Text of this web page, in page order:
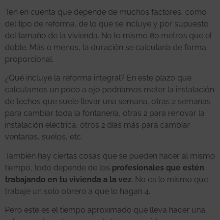
Ten en cuenta que depende de muchos factores, como
del tipo de reforma, de lo que se incluye y por supuesto
del tamaño de la vivienda. No lo mismo 80 metros que el
doble. Más o menos, la duración se calcularía de forma
proporcional.
¿Qué incluye la reforma integral? En este plazo que
calculamos un poco a ojo podríamos meter la instalación
de techos que suele llevar una semana, otras 2 semanas
para cambiar toda la fontanería, otras 2 para renovar la
instalación eléctrica, otros 2 días más para cambiar
ventanas, suelos, etc.
También hay ciertas cosas que se pueden hacer al mismo
tiempo, todo depende de los profesionales que estén
trabajando en tu vivienda a la vez. No es lo mismo que
trabaje un solo obrero a que lo hagan 4.
Pero este es el tiempo aproximado que lleva hacer una